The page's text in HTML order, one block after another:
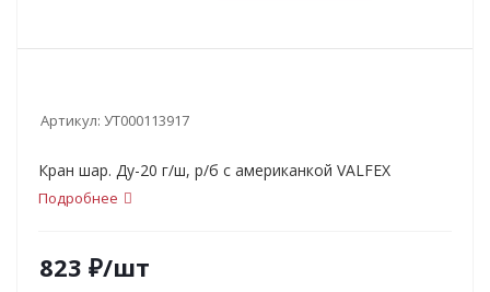
Артикул: УТ000113917
Кран шар. Ду-20 г/ш, р/б с американкой VALFEX
Подробнее
823 ₽/шт